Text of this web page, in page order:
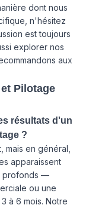
dont nous
n'hésitez
est toujours
explorer nos
aux
Pilotage
résultats d'un
?
en général,
apparaissent
profonds —
ou une
à 6 mois. Notre